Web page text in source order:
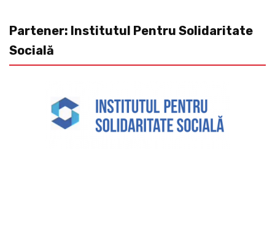
Partener: Institutul Pentru Solidaritate
Socială